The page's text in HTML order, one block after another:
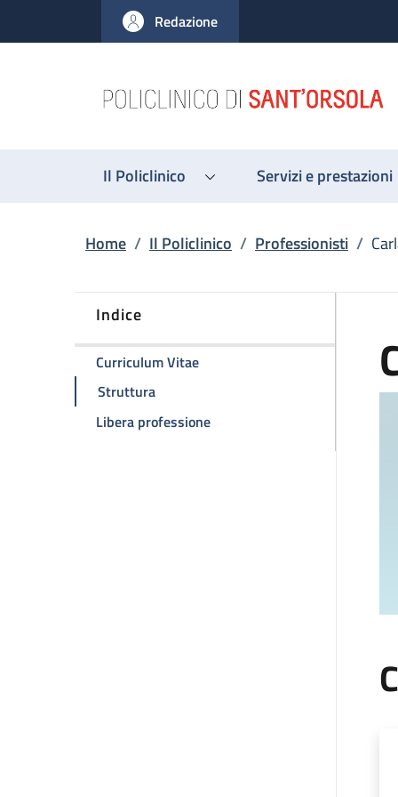
al contenuto principale
to footer content
Redazione
Il Policlinico Servizi e prestazioni
Briciole di pane
Home / Il Policlinico / Professionisti /
Indice
Curriculum Vitaedella pagina Carla Serra
Strutturadella pagina Carla Serra
Libera professionedella pagina Carla Serra